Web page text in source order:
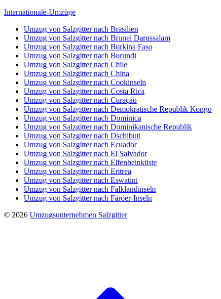
Internationale-Umzüge
Umzug von Salzgitter nach Brasilien
Umzug von Salzgitter nach Brunei Darussalam
Umzug von Salzgitter nach Burkina Faso
Umzug von Salzgitter nach Burundi
Umzug von Salzgitter nach Chile
Umzug von Salzgitter nach China
Umzug von Salzgitter nach Cookinseln
Umzug von Salzgitter nach Costa Rica
Umzug von Salzgitter nach Curaçao
Umzug von Salzgitter nach Demokratische Republik Kongo
Umzug von Salzgitter nach Dominica
Umzug von Salzgitter nach Dominikanische Republik
Umzug von Salzgitter nach Dschibuti
Umzug von Salzgitter nach Ecuador
Umzug von Salzgitter nach El Salvador
Umzug von Salzgitter nach Elfenbeinküste
Umzug von Salzgitter nach Eritrea
Umzug von Salzgitter nach Eswatini
Umzug von Salzgitter nach Falklandinseln
Umzug von Salzgitter nach Färöer-Inseln
© 2026 Umzugsunternehmen Salzgitter